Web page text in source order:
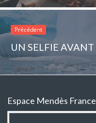
Précédent
Espace Mendès France